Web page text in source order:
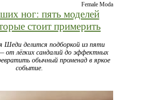
Female Moda
ног: пять моделей
стоит примерить
делится подборкой из пяти
от лёгких сандалий до эффектных
обычный променад в яркое
событие.